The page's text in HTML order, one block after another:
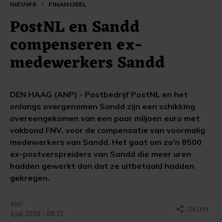
NIEUWS / FINANCIEEL
PostNL en Sandd
compenseren ex-
medewerkers Sandd
DEN HAAG (ANP) - Postbedrijf PostNL en het
onlangs overgenomen Sandd zijn een schikking
overeengekomen van een paar miljoen euro met
vakbond FNV, voor de compensatie van voormalig
medewerkers van Sandd. Het gaat om zo'n 8500
ex-postverspreiders van Sandd die meer uren
hadden gewerkt dan dat ze uitbetaald hadden
gekregen.
ANP
3 juli 2020 - 08:31
share DELEN